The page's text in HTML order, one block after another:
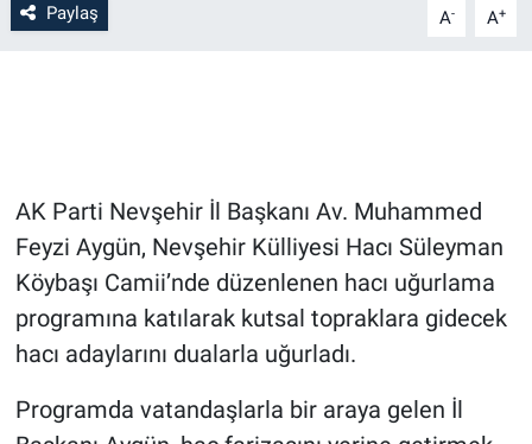
Paylaş A- A+
AK Parti Nevşehir İl Başkanı Av. Muhammed
Feyzi Aygün, Nevşehir Külliyesi Hacı Süleyman
Köybaşı Camii’nde düzenlenen hacı uğurlama
programına katılarak kutsal topraklara gidecek
hacı adaylarını dualarla uğurladı.
Programda vatandaşlarla bir araya gelen İl
Bilim-Tek
Kayseri
Niğde
Aksaray